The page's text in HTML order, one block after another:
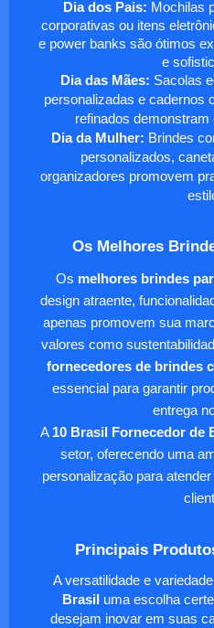
Dia dos Pais: Mochilas
corporativas ou itens
e power banks são ótimos
e
Dia das Mães: Sacolas
personalizadas e cadernos
refinados demonstram
Dia da Mulher: Brindes
personalizados,
organizadores promovem
Os Melhores
Os melhores brindes
design atraente,
apenas promovem sua
valores como
fornecedores de brindes
essencial para garantir
entrega
A 10 Brasil Fornecedor de
setor, oferecendo uma
personalização para
Principais
A versatilidade e
Brasil uma escolha
desejam inovar em suas